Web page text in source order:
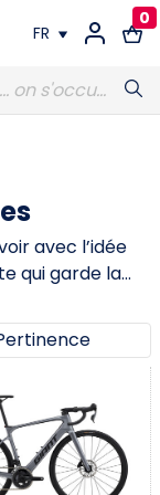
FR
FR
0
avec l’idée
qui garde la
le mur quand le
longue, ou
peu plus fort.
rester dans
plus
souvent
on cherche